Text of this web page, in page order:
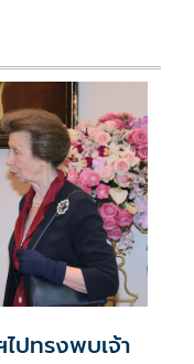
ปทรงพบเจ้า